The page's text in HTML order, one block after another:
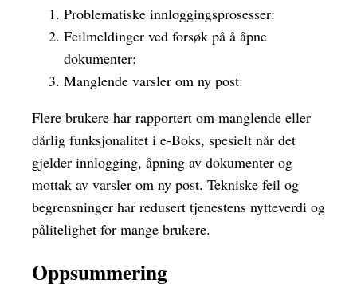
Problematiske innloggingsprosesser:
Feilmeldinger ved forsøk på å åpne
dokumenter:
Manglende varsler om ny post:
Flere brukere har rapportert om manglende eller
dårlig funksjonalitet i e-Boks, spesielt når det
gjelder innlogging, åpning av dokumenter og
mottak av varsler om ny post. Tekniske feil og
begrensninger har redusert tjenestens nytteverdi og
pålitelighet for mange brukere.
Oppsummering